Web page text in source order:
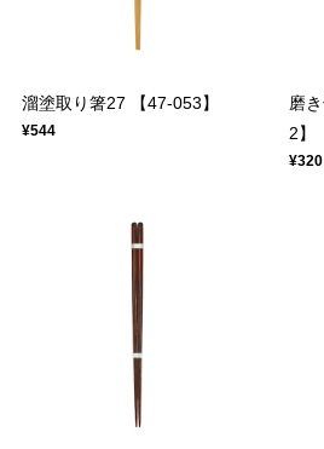
溜塗取り箸27 【47-053】
¥544
磨
2】
¥320